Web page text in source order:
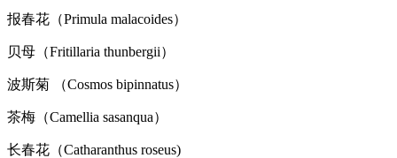
报春花（Primula malacoides）
贝母（Fritillaria thunbergii）
波斯菊 （Cosmos bipinnatus）
茶梅（Camellia sasanqua）
长春花（Catharanthus roseus)